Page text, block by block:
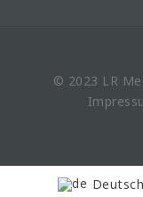
© 2023 LR
Deutsch